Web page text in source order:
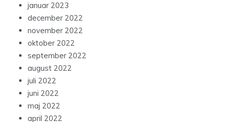
januar 2023
december 2022
november 2022
oktober 2022
september 2022
august 2022
juli 2022
juni 2022
maj 2022
april 2022